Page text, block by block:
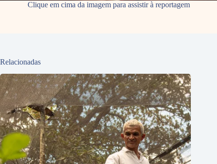
Clique em cima da imagem para assistir à reportagem
Relacionadas